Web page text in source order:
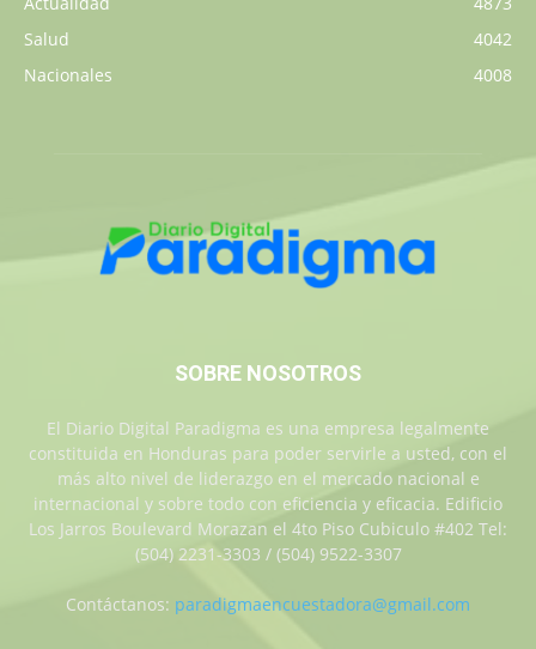
Salud
4042
Nacionales
4008
SOBRE NOSOTROS
El Diario Digital Paradigma es una empresa legalmente
constituida en Honduras para poder servirle a usted, con el
más alto nivel de liderazgo en el mercado nacional e
internacional y sobre todo con eficiencia y eficacia. Edificio
Los Jarros Boulevard Morazan el 4to Piso Cubiculo #402 Tel:
(504) 2231-3303 / (504) 9522-3307
Contáctanos: paradigmaencuestadora@gmail.com